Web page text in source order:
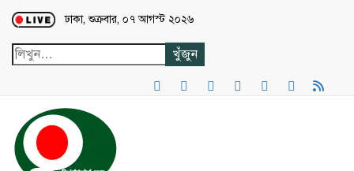
Loading...
ঢাকা, শুক্রবার, ০৭ আগস্ট ২০২৬